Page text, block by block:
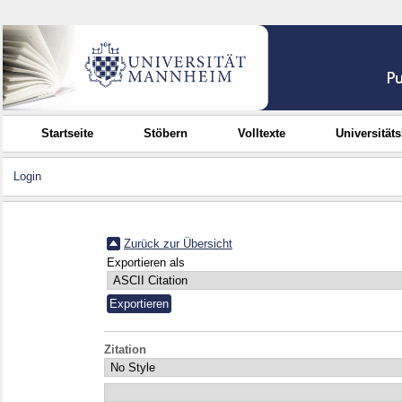
Startseite Stöbern Volltexte
Login
Zurück zur Übersicht
Exportieren als
Zitation